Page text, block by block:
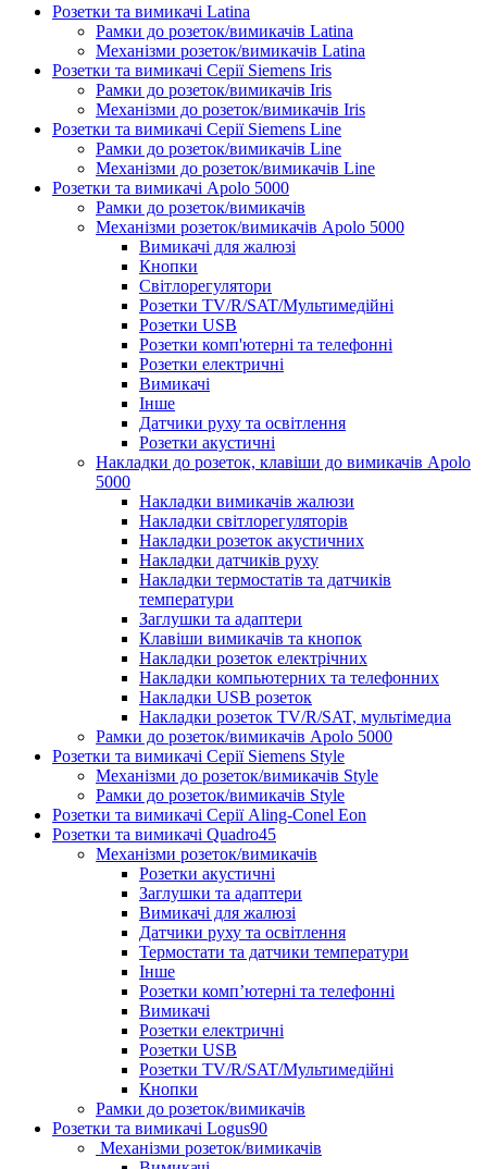
Розетки та вимикачі Latina
Рамки до розеток/вимикачів Latina
Механізми розеток/вимикачів Latina
Розетки та вимикачі Серії Siemens Iris
Рамки до розеток/вимикачів Iris
Механізми до розеток/вимикачів Iris
Розетки та вимикачі Серії Siemens Line
Рамки до розеток/вимикачів Line
Механізми до розеток/вимикачів Line
Розетки та вимикачі Apolo 5000
Рамки до розеток/вимикачів
Механізми розеток/вимикачів Apolo 5000
Вимикачі для жалюзі
Кнопки
Світлорегулятори
Розетки TV/R/SAT/Мультимедійні
Розетки USB
Розетки комп'ютерні та телефонні
Розетки електричні
Вимикачі
Інше
Датчики руху та освітлення
Розетки акустичні
Накладки до розеток, клавіши до вимикачів Apolo
5000
Накладки вимикачів жалюзи
Накладки світлорегуляторів
Накладки розеток акустичних
Накладки датчиків руху
Накладки термостатів та датчиків
температури
Заглушки та адаптери
Клавіши вимикачів та кнопок
Накладки розеток електрічних
Накладки компьютерних та телефонних
Накладки USB розеток
Накладки розеток TV/R/SAT, мультімедиа
Рамки до розеток/вимикачів Apolo 5000
Розетки та вимикачі Серії Siemens Style
Механізми до розеток/вимикачів Style
Рамки до розеток/вимикачів Style
Розетки та вимикачі Серії Aling-Conel Eon
Розетки та вимикачі Quadro45
Механізми розеток/вимикачів
Розетки акустичні
Заглушки та адаптери
Вимикачі для жалюзі
Датчики руху та освітлення
Термостати та датчики температури
Інше
Розетки комп’ютерні та телефонні
Вимикачі
Розетки електричні
Розетки USB
Розетки TV/R/SAT/Мультимедійні
Кнопки
Рамки до розеток/вимикачів
Розетки та вимикачі Logus90
Механізми розеток/вимикачів